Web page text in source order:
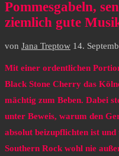
Pommesgabeln,
ziemlich gute
von Jana Treptow 14.
Mit einer ordentlichen
Black Stone Cherry das
mächtig zum Beben. Dabei
unter Beweis, warum den
absolut beizupflichten ist
Southern Rock wohl nie